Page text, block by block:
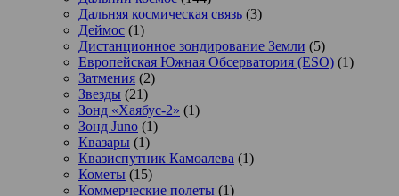
Дальняя космическая связь (3)
Деймос (1)
Дистанционное зондирование Земли (5)
Европейская Южная Обсерватория (ESO) (1)
Затмения (2)
Звезды (21)
Зонд «Хаябус-2» (1)
Зонд Juno (1)
Квазары (1)
Квазиспутник Камоалева (1)
Кометы (15)
Коммерческие полеты (1)